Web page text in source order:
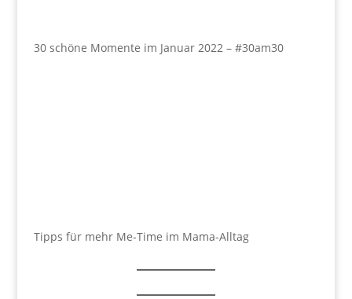
30 schöne Momente im Januar 2022 – #30am30
Tipps für mehr Me-Time im Mama-Alltag